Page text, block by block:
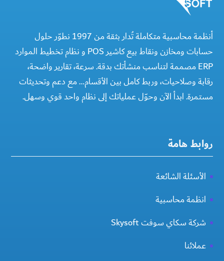
أنظمة محاسبية متكاملة تُدار بثقة من 1997 نطوّر حلول
حسابات ومخازن ونقاط بيع كاشير POS و نظام تخطيط الموارد
ERP مصممة لتناسب منشأتك بدقة. سرعة، تقارير واضحة،
رقابة وصلاحيات، وربط كامل بين الأقسام… مع دعم وتحديثات
مستمرة. ابدأ الآن وحوّل عملياتك إلى نظام واحد قوي وسهل.
روابط هامة
الأسئلة الشائعة
انظمة محاسبية
شركة سكاي سوفت Skysoft
عملائنا